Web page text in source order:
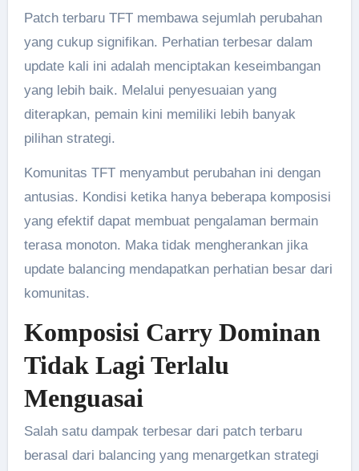
Patch terbaru TFT membawa sejumlah perubahan
yang cukup signifikan. Perhatian terbesar dalam
update kali ini adalah menciptakan keseimbangan
yang lebih baik. Melalui penyesuaian yang
diterapkan, pemain kini memiliki lebih banyak
pilihan strategi.
Komunitas TFT menyambut perubahan ini dengan
antusias. Kondisi ketika hanya beberapa komposisi
yang efektif dapat membuat pengalaman bermain
terasa monoton. Maka tidak mengherankan jika
update balancing mendapatkan perhatian besar dari
komunitas.
Komposisi Carry Dominan
Tidak Lagi Terlalu
Menguasai
Salah satu dampak terbesar dari patch terbaru
berasal dari balancing yang menargetkan strategi